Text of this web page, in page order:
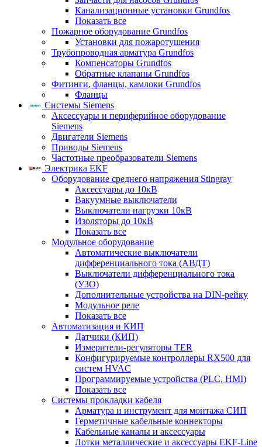
Канализационные установки Grundfos
Показать все
Пожарное оборудование Grundfos
Установки для пожаротушения
Трубопроводная арматура Grundfos
Компенсаторы Grundfos
Обратные клапаны Grundfos
Фитинги, фланцы, камлоки Grundfos
Фланцы
Системы Siemens
Аксессуары и периферийное оборудование
Siemens
Двигатели Siemens
Приводы Siemens
Частотные преобразователи Siemens
Электрика EKF
Оборудование среднего напряжения Stingray
Аксессуары до 10кВ
Вакуумные выключатели
Выключатели нагрузки 10кВ
Изоляторы до 10кВ
Показать все
Модульное оборудование
Автоматические выключатели
дифференциального тока (АВДТ)
Выключатели дифференциального тока
(УЗО)
Дополнительные устройства на DIN-рейку
Модульное реле
Показать все
Автоматизация и КИП
Датчики (КИП)
Измерители-регуляторы TER
Конфигурируемые контроллеры RX500 для
систем HVAC
Программируемые устройства (PLC, HMI)
Показать все
Системы прокладки кабеля
Арматура и инструмент для монтажа СИП
Герметичные кабельные коннекторы
Кабельные каналы и аксессуары
Лотки металлические и аксессуары EKF-Line